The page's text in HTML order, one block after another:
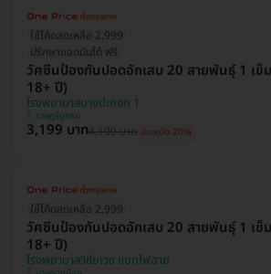
ใช้โค้ดลดเหลือ 2,999
ปรึกษาแอดมินได้ ฟรี
วัคซีนป้องกันปอดอักเสบ 20 สายพันธุ์ 1 เข็
18+ ปี)
โรงพยาบาลบางปะกอก 1
ราษฎร์บูรณะ
3,199 บาท4,100 บาท ประหยัด 20%
ใช้โค้ดลดเหลือ 2,999
วัคซีนป้องกันปอดอักเสบ 20 สายพันธุ์ 1 เข็
18+ ปี)
โรงพยาบาลวิชัยเวช แยกไฟฉาย